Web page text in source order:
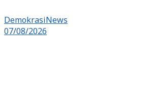
DemokrasiNews
07/08/2026